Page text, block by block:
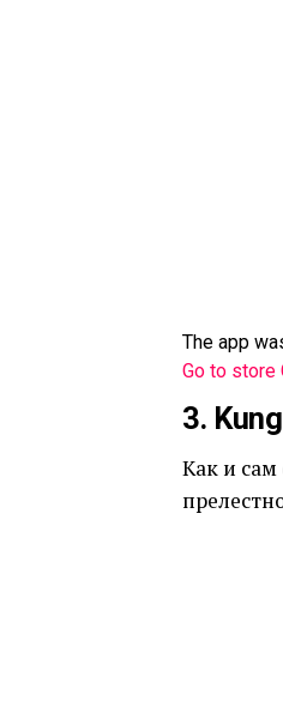
The app
Go to store
3.
Как и сам